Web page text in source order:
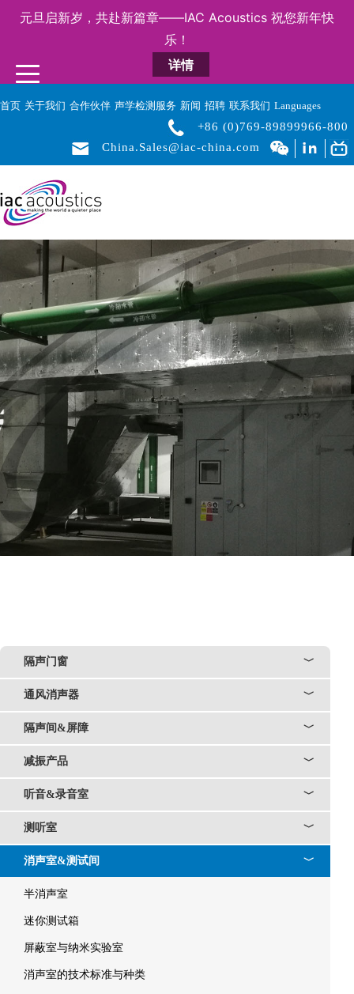
元旦启新岁，共赴新篇章——IAC Acoustics 祝您新年快
乐！
详情
首页 关于我们 合作伙伴 声学检测服务 新闻 招聘 联系我们 Languages
+86 (0)769-89899966-800
China.Sales@iac-china.com
﹀
隔声门窗
﹀
通风消声器
﹀
隔声间&屏障
﹀
减振产品
﹀
听音&录音室
﹀
测听室
﹀
消声室&测试间
半消声室
迷你测试箱
屏蔽室与纳米实验室
消声室的技术标准与种类